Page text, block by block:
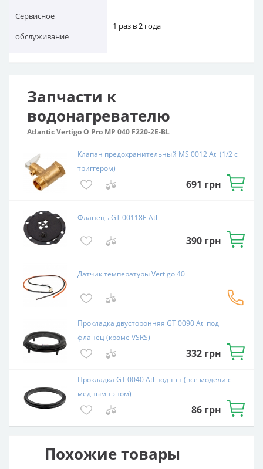
Сервисное
обслуживание
1 раз в 2 года
Запчасти к
водонагревателю
Atlantic Vertigo O Pro MP 040 F220-2E-BL
Клапан предохранительный MS 0012 Atl (1/2 с
триггером)
691 грн
Фланець GT 00118E Atl
390грн
Датчик температуры Vertigo 40
Связаться
с
экспертом
Прокладка двусторонняя GT 0090 Atl под
фланец (кроме VSRS)
332грн
Прокладка GT 0040 Atl под тэн (все модели с
медным тэном)
86грн
Похожие товары